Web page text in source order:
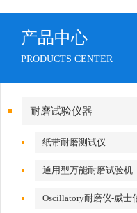
产品中心
PRODUCTS CENTER
耐磨试验仪器
纸带耐磨测试仪
通用型万能耐磨试验机
Oscillatory耐磨仪-威士